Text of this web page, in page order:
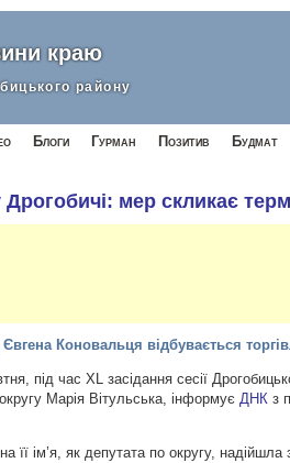
краю
району
Блоги Гурман Позитив Будмат
Дрогобичі: мер скликає
Коновальця відбувається
під час ХL засідання сесії
Марія Вітульська, інформуєДНК з
її ім’я, як депутата по округу, надійшла